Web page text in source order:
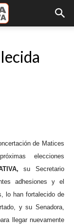
de Matices
elecciones
su Secretario
adhesiones y el
lo han fortalecido de
y su Senadora,
llegar nuevamente